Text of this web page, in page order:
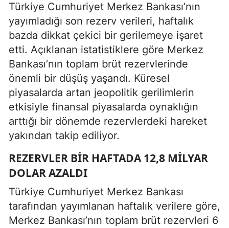
Türkiye Cumhuriyet Merkez Bankası’nın
yayımladığı son rezerv verileri, haftalık
bazda dikkat çekici bir gerilemeye işaret
etti. Açıklanan istatistiklere göre Merkez
Bankası’nın toplam brüt rezervlerinde
önemli bir düşüş yaşandı. Küresel
piyasalarda artan jeopolitik gerilimlerin
etkisiyle finansal piyasalarda oynaklığın
arttığı bir dönemde rezervlerdeki hareket
yakından takip ediliyor.
REZERVLER BIR HAFTADA 12,8 MILYAR
DOLAR AZALDI
Türkiye Cumhuriyet Merkez Bankası
tarafından yayımlanan haftalık verilere göre,
Merkez Bankası’nın toplam brüt rezervleri 6